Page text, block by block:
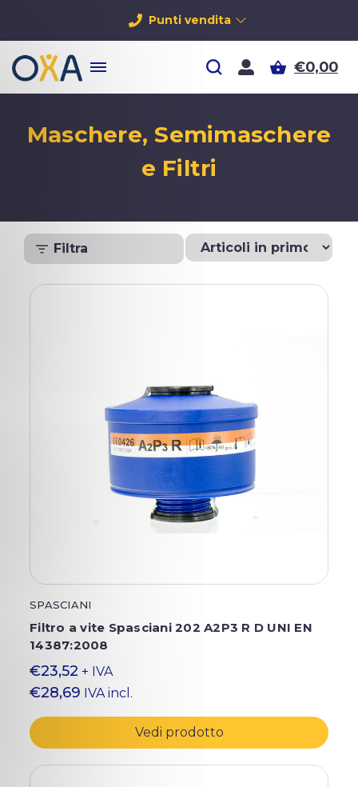
Punti vendita
€0,00
Maschere, Semimaschere
e Filtri
Filtra
SPASCIANI
Filtro a vite Spasciani 202 A2P3 R D UNI EN
14387:2008
€23,52 + IVA
€28,69 IVA incl.
Vedi prodotto